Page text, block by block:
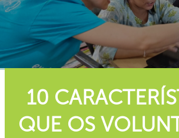
10
QUE OS